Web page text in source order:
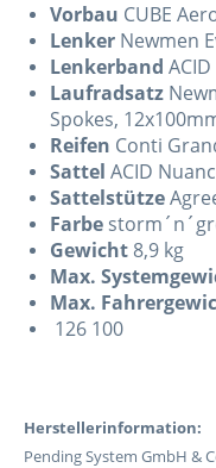
Vorbau CUBE
Lenker Newmen
Lenkerband
Laufradsatz
Spokes,
Reifen Conti
Sattel ACID
Sattelstütze
Farbe
Gewicht 8,9 kg
Max.
Max.
126 100
Herstellerinformation:
Pending System GmbH &